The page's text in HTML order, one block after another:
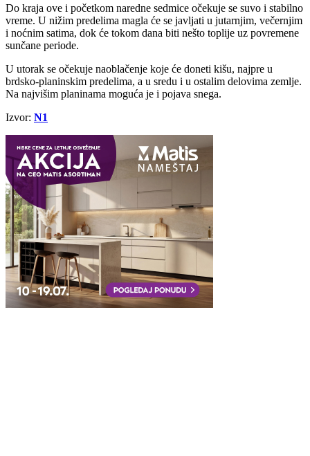
Do kraja ove i početkom naredne sedmice očekuje se suvo i stabilno
vreme. U nižim predelima magla će se javljati u jutarnjim, večernjim
i noćnim satima, dok će tokom dana biti nešto toplije uz povremene
sunčane periode.
U utorak se očekuje naoblačenje koje će doneti kišu, najpre u
brdsko-planinskim predelima, a u sredu i u ostalim delovima zemlje.
Na najvišim planinama moguća je i pojava snega.
Izvor: N1